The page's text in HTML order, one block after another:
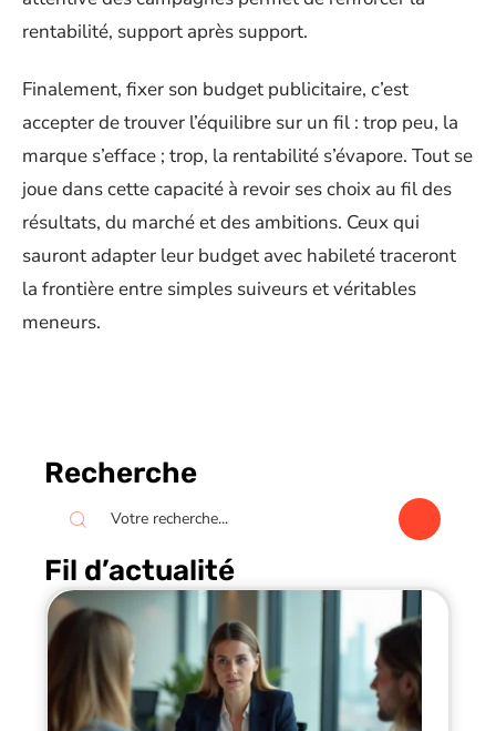
rentabilité, support après support.
Finalement, fixer son budget publicitaire, c’est
accepter de trouver l’équilibre sur un fil : trop peu, la
marque s’efface ; trop, la rentabilité s’évapore. Tout se
joue dans cette capacité à revoir ses choix au fil des
résultats, du marché et des ambitions. Ceux qui
sauront adapter leur budget avec habileté traceront
la frontière entre simples suiveurs et véritables
meneurs.
Recherche
Fil d’actualité